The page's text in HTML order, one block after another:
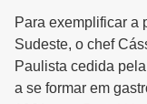
Para exemplificar a
Sudeste, o chef
Paulista cedida
a se formar em